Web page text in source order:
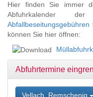
Zur
Kontaktseite
springen,
Accesskey
Hier finden Sie immer
Abfuhrkalender
können Sie hier öffnen:
Abfuhrtermine
Vellach, Remschenig